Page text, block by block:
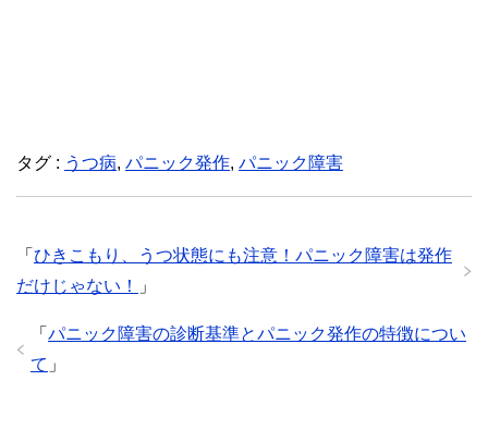
タグ : うつ病, パニック発作, パニック障害
「 ひきこもり、うつ状態にも注意！パニック障害は発作
だけじゃない！
」
「 パニック障害の診断基準とパニック発作の特徴につい
て 」